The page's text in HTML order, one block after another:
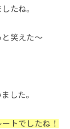
たね。
笑えた～
した。
トでしたね！